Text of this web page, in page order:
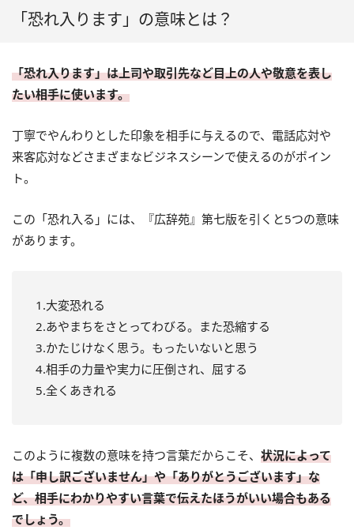
「恐れ入ります」の意味とは？
「恐れ入ります」は上司や取引先など目上の人や敬意を表し
たい相手に使います。
丁寧でやんわりとした印象を相手に与えるので、電話応対や
来客応対などさまざまなビジネスシーンで使えるのがポイン
ト。
この「恐れ入る」には、『広辞苑』第七版を引くと5つの意味
があります。
1.大変恐れる
2.あやまちをさとってわびる。また恐縮する
3.かたじけなく思う。もったいないと思う
4.相手の力量や実力に圧倒され、屈する
5.全くあきれる
このように複数の意味を持つ言葉だからこそ、 状況によって
は「申し訳ございません」や「ありがとうございます」な
ど、相手にわかりやすい言葉で伝えたほうがいい場合もある
でしょう。